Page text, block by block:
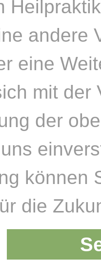
andere
eine
mit der
der
können
die